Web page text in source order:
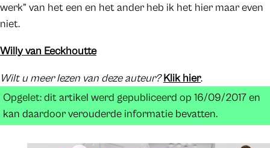
werk” van het een en het ander heb ik het hier maar even
niet.
Willy van Eeckhoutte
Wilt u meer lezen van deze auteur? Klik hier.
Opgelet: dit artikel werd gepubliceerd op 16/09/2017 en
kan daardoor verouderde informatie bevatten.